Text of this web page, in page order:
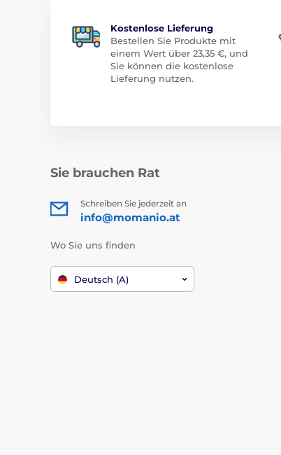
Kostenlose Lieferung
Bestellen Sie Produkte mit
einem Wert über 23,35 €, und
Sie können die kostenlose
Lieferung nutzen.
Sie brauchen Rat
Schreiben Sie jederzeit an
info@momanio.at
Wo Sie uns finden
Deutsch (A)